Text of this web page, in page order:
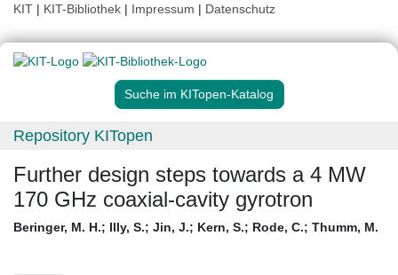
KIT | KIT-Bibliothek | Impressum | Datenschutz
Suche im KITopen-Katalog
Repository KITopen
Further design steps towards a 4 MW
170 GHz coaxial-cavity gyrotron
Beringer, M. H.; Illy, S.; Jin, J.; Kern, S.; Rode, C.; Thumm, M.